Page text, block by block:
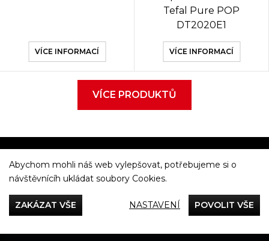
VÍCE INFORMACÍ
Tefal Pure POP
DT2020E1
VÍCE INFORMACÍ
VÍCE PRODUKTŮ
Večeříme společně
Abychom mohli náš web vylepšovat, potřebujeme si o
návštěvnícíh ukládat soubory Cookies.
ZAKÁZAT VŠE NASTAVENÍ POVOLIT VŠE